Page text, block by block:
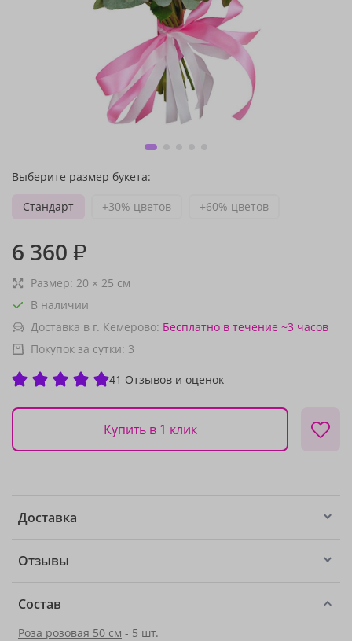
Выберите размер букета:
Стандарт
+30% цветов +60% цветов
6 360 ₽
Размер: 20 × 25 см
В наличии
Доставка в г. Кемерово: Бесплатно в течение ~3 часов
Покупок за сутки: 3
41 Отзывов и оценок
Купить в 1 клик
Доставка
Отзывы
Состав
Роза розовая 50 см - 5 шт.